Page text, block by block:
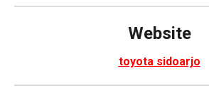
Website
toyota sidoarjo